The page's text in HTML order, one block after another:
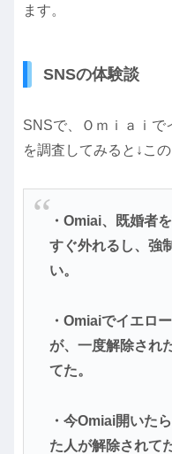
ます。
SNSの体験談
SNSで、Ｏｍｉａｉで
を調査してみると↓こ
・Omiai、既婚者
すぐ外れるし、強
い。
・Omiaiでイエロ
が、一度解除され
てた。
・今Omiai開いた
た人が解除されて